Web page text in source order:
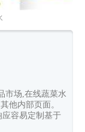
市场,在线蔬菜水
他内部页面。
应容易定制基于